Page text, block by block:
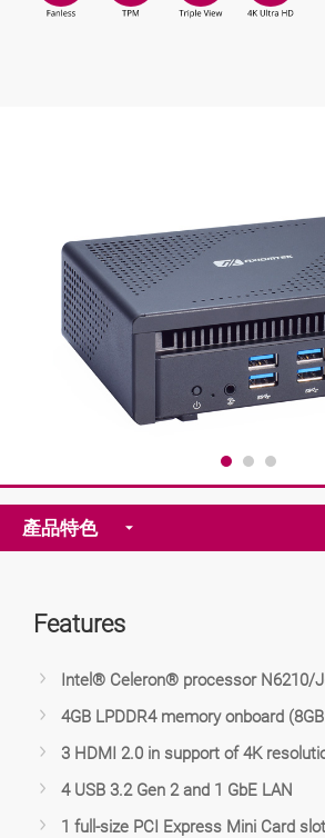
產品特色
Features
Intel® Celeron® processor N6210/
4GB LPDDR4 memory onboard
3 HDMI 2.0 in support of 4K
4 USB 3.2 Gen 2 and 1 GbE LAN
1 full-size PCI Express Mini Card